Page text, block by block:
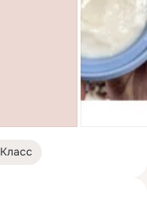
Класс